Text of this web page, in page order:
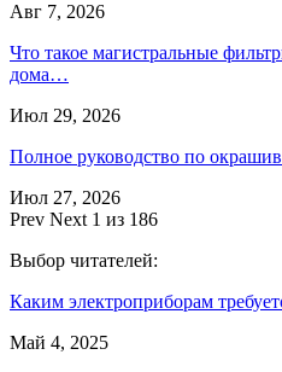
Авг 7, 2026
Что такое магистральные
дома…
Июл 29, 2026
Полное руководство по
Июл 27, 2026
Prev Next 1 из 186
Выбор читателей:
Каким электроприборам
Май 4, 2025